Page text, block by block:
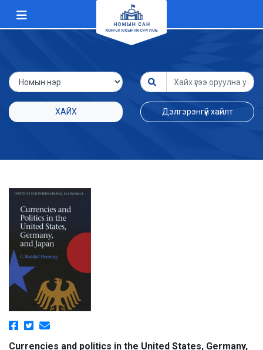
ХАЙХ Дэлгэрэнгүй хайлт
Currencies and politics in the United States, Germany,